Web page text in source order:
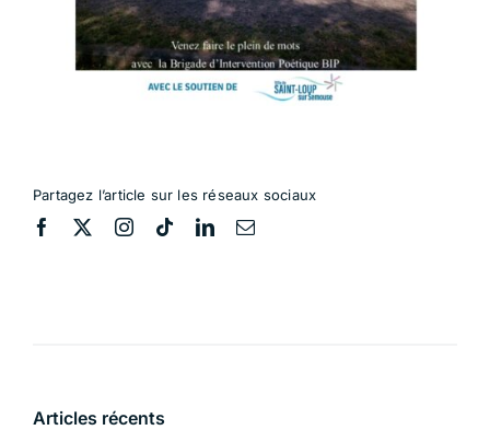
Partagez l’article sur les réseaux sociaux
Articles récents